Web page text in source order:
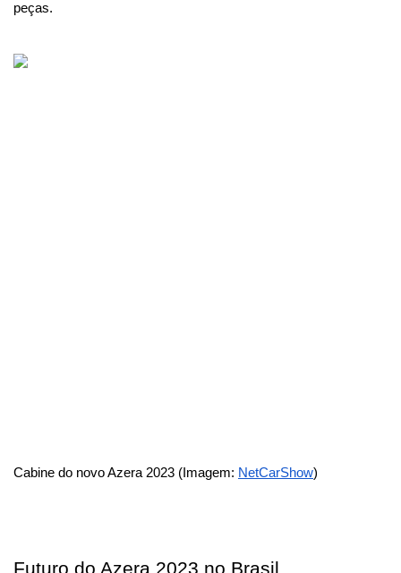
peças.
Cabine do novo Azera 2023 (Imagem: NetCarShow)
Futuro do Azera 2023 no Brasil